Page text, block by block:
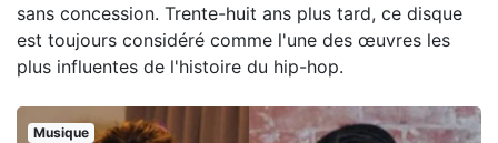
sans concession. Trente-huit ans plus tard, ce disque
est toujours considéré comme l'une des œuvres les
plus influentes de l'histoire du hip-hop.
Musique